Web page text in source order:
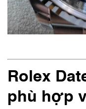
Rolex
phù hợp